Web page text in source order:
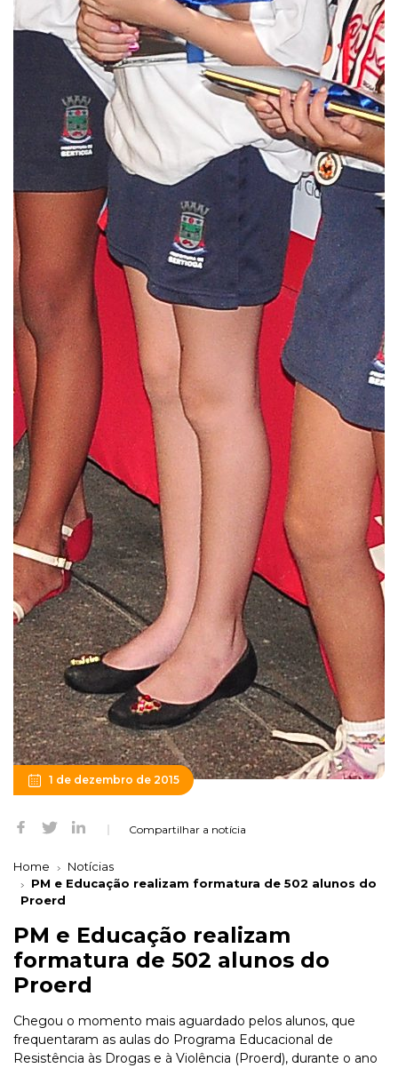
1 de dezembro de 2015
Compartilhar a notícia
Home
Notícias
PM e Educação realizam formatura de 502 alunos do
Proerd
PM e Educação realizam
formatura de 502 alunos do
Proerd
Chegou o momento mais aguardado pelos alunos, que
frequentaram as aulas do Programa Educacional de
Resistência às Drogas e à Violência (Proerd), durante o ano